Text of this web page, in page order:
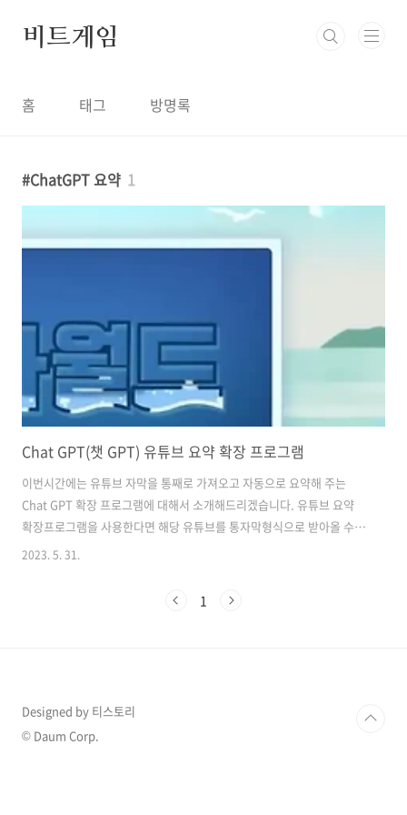
비트게임
홈 태그 방명록
ChatGPT 요약 1
Chat GPT(챗 GPT) 유튜브 요약 확장 프로그램
이번시간에는 유튜브 자막을 통째로 가져오고 자동으로 요약해 주는
Chat GPT 확장 프로그램에 대해서 소개해드리겠습니다. 유튜브 요약
확장프로그램을 사용한다면 해당 유튜브를 통자막형식으로 받아올 수
있으며 유튜브 내용에 대해서 빠르게 요약할 수 있어 편리합니다.
소개해드릴 확장프로그램은 YouTube & Article Summary powered
2023. 5. 31.
1
Designed by 티스토리
© Daum Corp.